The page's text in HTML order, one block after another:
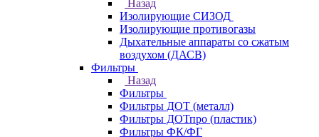
Назад
Изолирующие СИЗОД
Изолирующие противогазы
Дыхательные аппараты со сжатым
воздухом (ДАСВ)
Фильтры
Назад
Фильтры
Фильтры ДОТ (металл)
Фильтры ДОТпро (пластик)
Фильтры ФК/ФГ